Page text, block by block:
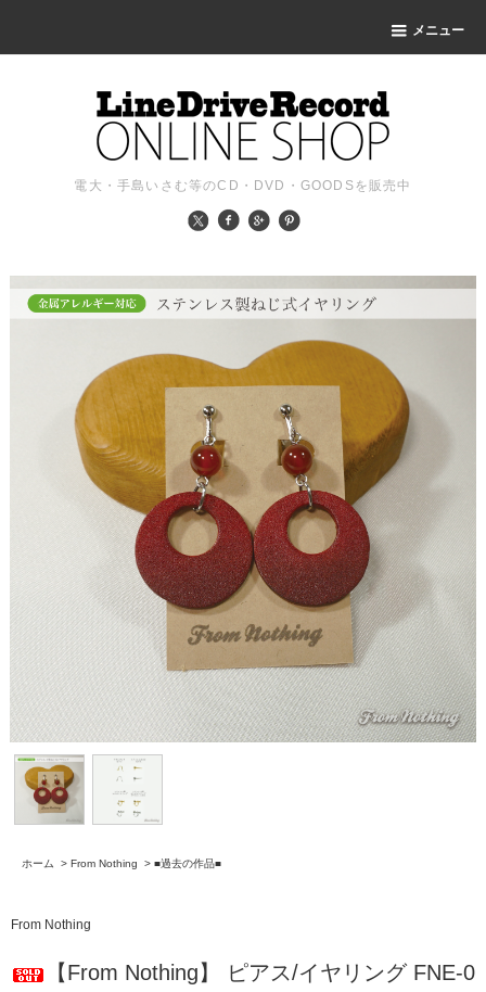
メニュー
電大・手島いさむ等のCD・DVD・GOODSを販売中
ホーム > From Nothing > ■過去の作品■
From Nothing
【From Nothing】 ピアス/イヤリング FNE-0